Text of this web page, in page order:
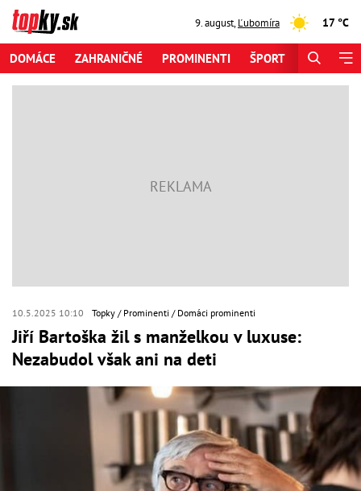
9. august,Ľubomíra 17 °C
DOMÁCE ZAHRANIČNÉ PROMINENTI ŠPORT
10.5.2025 10:10 Topky Prominenti Domáci prominenti
Jiří Bartoška žil s manželkou v luxuse:
Nezabudol však ani na deti